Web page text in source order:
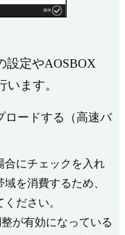
設定やAOSBOX
ます。
ロードする（高速バ
合にチェックを入れ
を消費するため、
ださい。
が有効になっている